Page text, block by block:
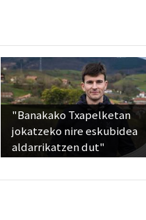
"Banakako Txapelketan
jokatzeko nire eskubidea
aldarrikatzen dut"